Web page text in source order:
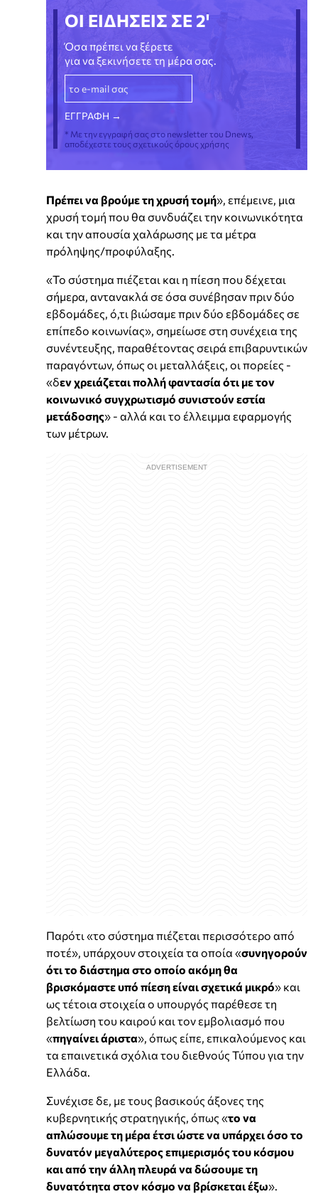
ΟΙ ΕΙΔΗΣΕΙΣ ΣΕ 2'
Όσα πρέπει να ξέρετε
για να ξεκινήσετε τη μέρα σας.
* Με την εγγραφή σας στο newsletter του Dnews,
αποδέχεστε τους σχετικούς όρους χρήσης
Πρέπει να βρούμε τη χρυσή τομή», επέμεινε, μια
χρυσή τομή που θα συνδυάζει την κοινωνικότητα
και την απουσία χαλάρωσης με τα μέτρα
πρόληψης/προφύλαξης.
«Το σύστημα πιέζεται και η πίεση που δέχεται
σήμερα, αντανακλά σε όσα συνέβησαν πριν δύο
εβδομάδες, ό,τι βιώσαμε πριν δύο εβδομάδες σε
επίπεδο κοινωνίας», σημείωσε στη συνέχεια της
συνέντευξης, παραθέτοντας σειρά επιβαρυντικών
παραγόντων, όπως οι μεταλλάξεις, οι πορείες -
«δεν χρειάζεται πολλή φαντασία ότι με τον
κοινωνικό συγχρωτισμό συνιστούν εστία
μετάδοσης» - αλλά και το έλλειμμα εφαρμογής
των μέτρων.
Παρότι «το σύστημα πιέζεται περισσότερο από
ποτέ», υπάρχουν στοιχεία τα οποία «συνηγορούν
ότι το διάστημα στο οποίο ακόμη θα
βρισκόμαστε υπό πίεση είναι σχετικά μικρό» και
ως τέτοια στοιχεία ο υπουργός παρέθεσε τη
βελτίωση του καιρού και τον εμβολιασμό που
«πηγαίνει άριστα», όπως είπε, επικαλούμενος και
τα επαινετικά σχόλια του διεθνούς Τύπου για την
Ελλάδα.
Συνέχισε δε, με τους βασικούς άξονες της
κυβερνητικής στρατηγικής, όπως «το να
απλώσουμε τη μέρα έτσι ώστε να υπάρχει όσο το
δυνατόν μεγαλύτερος επιμερισμός του κόσμου
και από την άλλη πλευρά να δώσουμε τη
δυνατότητα στον κόσμο να βρίσκεται έξω».